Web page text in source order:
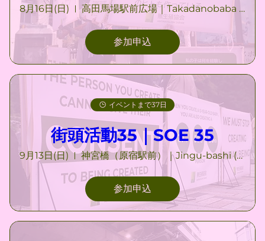
8月16日(日) 高田馬場駅前広場｜Takadanobaba Station Square
参加申込
イベントまで37日
街頭活動35｜SOE 35
9月13日(日) 神宮橋（原宿駅前）｜Jingu-bashi (Harajuku)
参加申込